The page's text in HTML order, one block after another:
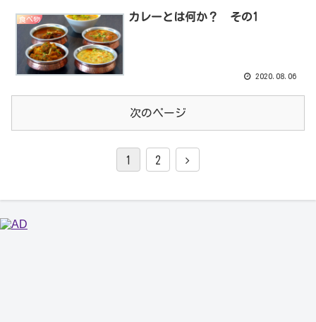
食べ物 カレーとは何か？ その1
2020.08.06
次のページ
1 2